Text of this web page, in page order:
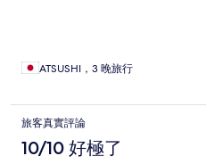
ATSUSHI，3 晚旅行
旅客真實評論
10/10 好極了